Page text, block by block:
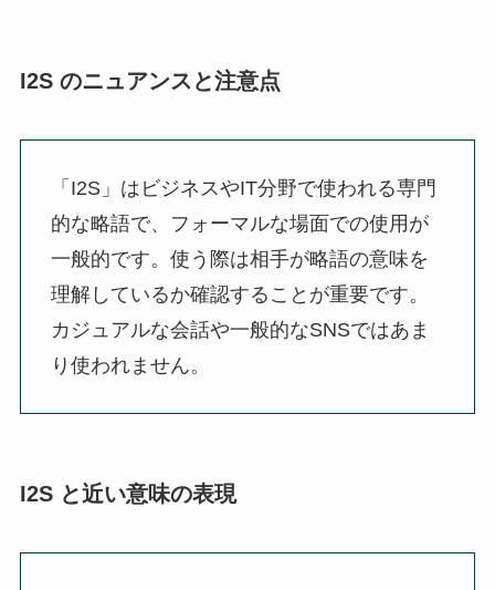
I2S のニュアンスと注意点
「I2S」はビジネスやIT分野で使われる専門
的な略語で、フォーマルな場面での使用が
一般的です。使う際は相手が略語の意味を
理解しているか確認することが重要です。
カジュアルな会話や一般的なSNSではあま
り使われません。
I2S と近い意味の表現